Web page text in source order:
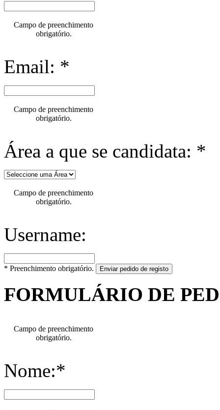
Campo de preenchimento
obrigatório.
Email: *
Campo de preenchimento
obrigatório.
Área a que se candidata: *
Campo de preenchimento
obrigatório.
Username:
* Preenchimento obrigatório. Enviar pedido de registo
FORMULÁRIO DE
Campo de preenchimento
obrigatório.
Nome:*